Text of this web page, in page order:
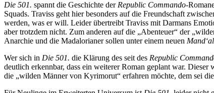
Die 501. spannt die Geschichte derRepublic Commando-
Squads. Traviss geht hier besonders auf die Freundschaft
werden, was er will. Leider übertreibt Traviss mit Darmans
aber trotzdem nicht. Zum anderen auf die „Abenteuer“ der
Anarchie und die Madalorianer sollen unter einem neuen
Wer sich in Die 501. die Klärung des seit des Republic
deutlich erkennbar, dass ein weiterer Roman geplant war.
die „wilden Männer von Kyrimorut“ erfahren möchte, dem sei die